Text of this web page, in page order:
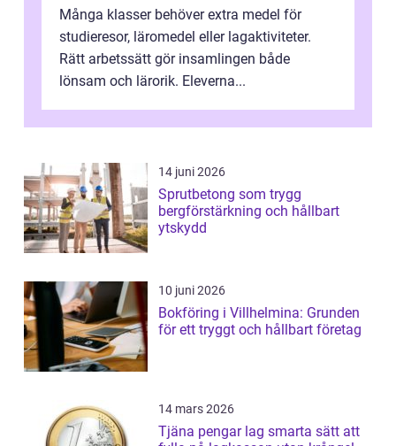
Många klasser behöver extra medel för
studieresor, läromedel eller lagaktiviteter.
Rätt arbetssätt gör insamlingen både
lönsam och lärorik. Eleverna...
14 juni 2026
Sprutbetong som trygg
bergförstärkning och hållbart
ytskydd
10 juni 2026
Bokföring i Villhelmina: Grunden
för ett tryggt och hållbart företag
14 mars 2026
Tjäna pengar lag smarta sätt att